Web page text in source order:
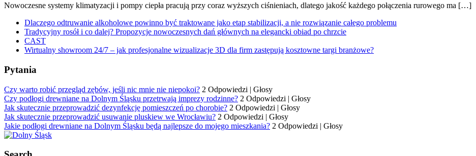
Nowoczesne systemy klimatyzacji i pompy ciepła pracują przy coraz wyższych ciśnieniach, dlatego jakość każdego połączenia rurowego ma […]
Dlaczego odtruwanie alkoholowe powinno być traktowane jako etap stabilizacji, a nie rozwiązanie całego problemu
Tradycyjny rosół i co dalej? Propozycje nowoczesnych dań głównych na elegancki obiad po chrzcie
CAST
Wirtualny showroom 24/7 – jak profesjonalne wizualizacje 3D dla firm zastępują kosztowne targi branżowe?
Pytania
Czy warto robić przegląd zębów, jeśli nic mnie nie niepokoi? 2 Odpowiedzi | Głosy
Czy podłogi drewniane na Dolnym Śląsku przetrwają imprezy rodzinne? 2 Odpowiedzi | Głosy
Jak skutecznie przeprowadzić dezynfekcję pomieszczeń po chorobie? 2 Odpowiedzi | Głosy
Jak skutecznie przeprowadzić usuwanie pluskiew we Wrocławiu? 2 Odpowiedzi | Głosy
Jakie podłogi drewniane na Dolnym Śląsku będą najlepsze do mojego mieszkania? 2 Odpowiedzi | Głosy